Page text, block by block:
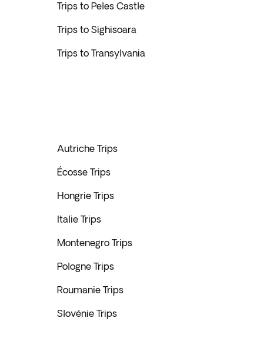
Trips to Peles Castle
Trips to Sighisoara
Trips to Transylvania
Autriche Trips
Écosse Trips
Hongrie Trips
Italie Trips
Montenegro Trips
Pologne Trips
Roumanie Trips
Slovénie Trips